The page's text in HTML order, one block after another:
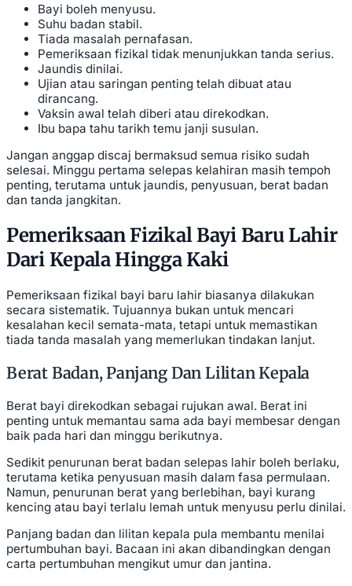
Bayi boleh menyusu.
Suhu badan stabil.
Tiada masalah pernafasan.
Pemeriksaan fizikal tidak menunjukkan tanda serius.
Jaundis dinilai.
Ujian atau saringan penting telah dibuat atau
dirancang.
Vaksin awal telah diberi atau direkodkan.
Ibu bapa tahu tarikh temu janji susulan.
Jangan anggap discaj bermaksud semua risiko sudah
selesai. Minggu pertama selepas kelahiran masih tempoh
penting, terutama untuk jaundis, penyusuan, berat badan
dan tanda jangkitan.
Pemeriksaan Fizikal Bayi Baru Lahir
Dari Kepala Hingga Kaki
Pemeriksaan fizikal bayi baru lahir biasanya dilakukan
secara sistematik. Tujuannya bukan untuk mencari
kesalahan kecil semata-mata, tetapi untuk memastikan
tiada tanda masalah yang memerlukan tindakan lanjut.
Berat Badan, Panjang Dan Lilitan Kepala
Berat bayi direkodkan sebagai rujukan awal. Berat ini
penting untuk memantau sama ada bayi membesar dengan
baik pada hari dan minggu berikutnya.
Sedikit penurunan berat badan selepas lahir boleh berlaku,
terutama ketika penyusuan masih dalam fasa permulaan.
Namun, penurunan berat yang berlebihan, bayi kurang
kencing atau bayi terlalu lemah untuk menyusu perlu dinilai.
Panjang badan dan lilitan kepala pula membantu menilai
pertumbuhan bayi. Bacaan ini akan dibandingkan dengan
carta pertumbuhan mengikut umur dan jantina.